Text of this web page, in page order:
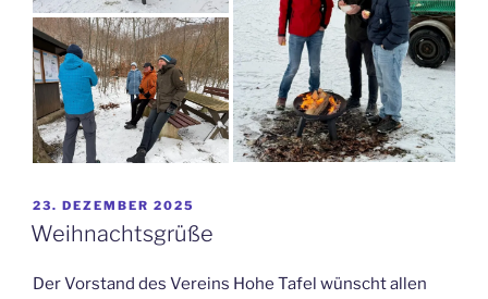
VERÖFFENTLICHT
AM
23. DEZEMBER 2025
Weihnachtsgrüße
Der Vorstand des Vereins Hohe Tafel wünscht allen